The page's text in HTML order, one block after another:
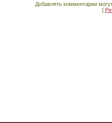
Добавлять комментарии
[